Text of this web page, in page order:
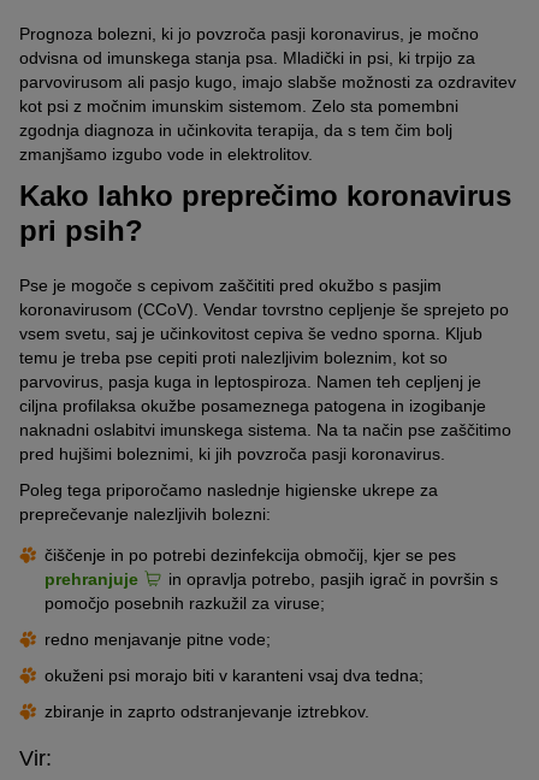
Prognoza bolezni, ki jo povzroča pasji koronavirus, je močno
odvisna od imunskega stanja psa. Mladički in psi, ki trpijo za
parvovirusom ali pasjo kugo, imajo slabše možnosti za ozdravitev
kot psi z močnim imunskim sistemom. Zelo sta pomembni
zgodnja diagnoza in učinkovita terapija, da s tem čim bolj
zmanjšamo izgubo vode in elektrolitov.
Kako lahko preprečimo koronavirus
pri psih?
Pse je mogoče s cepivom zaščititi pred okužbo s pasjim
koronavirusom (CCoV). Vendar tovrstno cepljenje še sprejeto po
vsem svetu, saj je učinkovitost cepiva še vedno sporna. Kljub
temu je treba pse cepiti proti nalezljivim boleznim, kot so
parvovirus, pasja kuga in leptospiroza. Namen teh cepljenj je
ciljna profilaksa okužbe posameznega patogena in izogibanje
naknadni oslabitvi imunskega sistema. Na ta način pse zaščitimo
pred hujšimi boleznimi, ki jih povzroča pasji koronavirus.
Poleg tega priporočamo naslednje higienske ukrepe za
preprečevanje nalezljivih bolezni:
čiščenje in po potrebi dezinfekcija območij, kjer se pes
prehranjuje
in opravlja potrebo, pasjih igrač in površin s
pomočjo posebnih razkužil za viruse;
redno menjavanje pitne vode;
okuženi psi morajo biti v karanteni vsaj dva tedna;
zbiranje in zaprto odstranjevanje iztrebkov.
Vir: